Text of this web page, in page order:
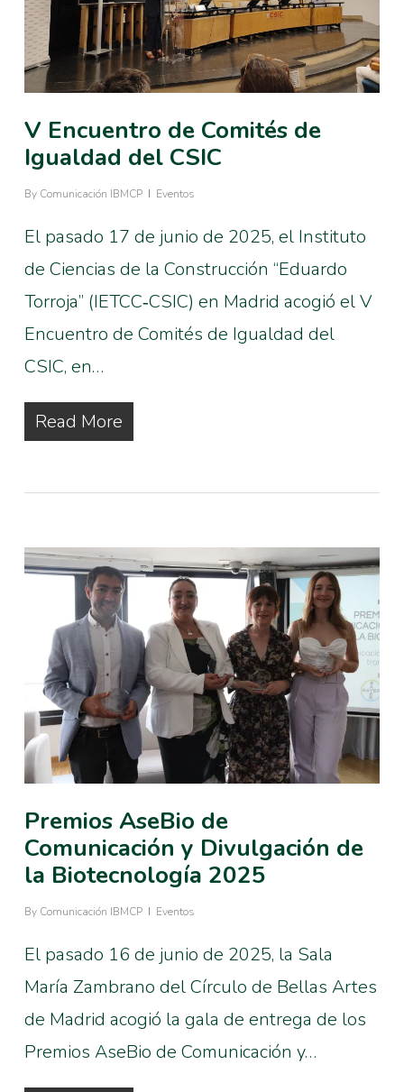
V Encuentro de Comités de
Igualdad del CSIC
By Comunicación IBMCP Eventos
El pasado 17 de junio de 2025, el Instituto
de Ciencias de la Construcción “Eduardo
Torroja” (IETCC‑CSIC) en Madrid acogió el V
Encuentro de Comités de Igualdad del
CSIC, en…
Read More
Premios AseBio de
Comunicación y Divulgación de
la Biotecnología 2025
By Comunicación IBMCP Eventos
El pasado 16 de junio de 2025, la Sala
María Zambrano del Círculo de Bellas Artes
de Madrid acogió la gala de entrega de los
Premios AseBio de Comunicación y…